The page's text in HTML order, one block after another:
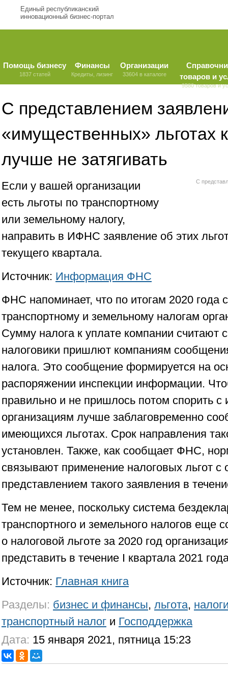
Единый республиканский
инновационный бизнес-портал
Помощь бизнесу
1837 статей
Финансы
Кредиты, лизинг
Организации
33604 в каталоге
товаров и
9580 товаров и
С представлением
«имущественных» льготах
лучше не затягивать
С
Если у вашей организации
есть льготы по транспортному
или земельному налогу,
направить в ИФНС заявление об этих
текущего квартала.
Источник: Информация ФНС
ФНС напоминает, что по итогам 2020 года
транспортному и земельному налогам
Сумму налога к уплате компании считают
налоговики пришлют компаниям
налога. Это сообщение формируется на
распоряжении инспекции информации.
правильно и не пришлось потом спорить с
организациям лучше заблаговременно
имеющихся льготах. Срок направления
установлен. Также, как сообщает ФНС,
связывают применение налоговых льгот
представлением такого заявления в
Тем не менее, поскольку система
транспортного и земельного налогов еще
о налоговой льготе за 2020 год
представить в течение I квартала 2021
Источник: Главная книга
Разделы: бизнес и финансы, льгота,
транспортный налог и Господдержка
Дата: 15 января 2021, пятница 15:23